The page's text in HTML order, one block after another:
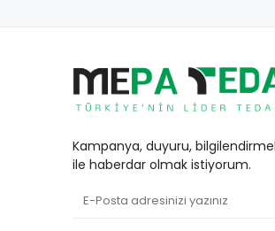
Kampanya, duyuru,
ile haberdar olmak istiyorum.